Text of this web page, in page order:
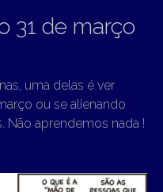
31 de março
uma delas é ver
ou se alienando
Não aprendemos nada !